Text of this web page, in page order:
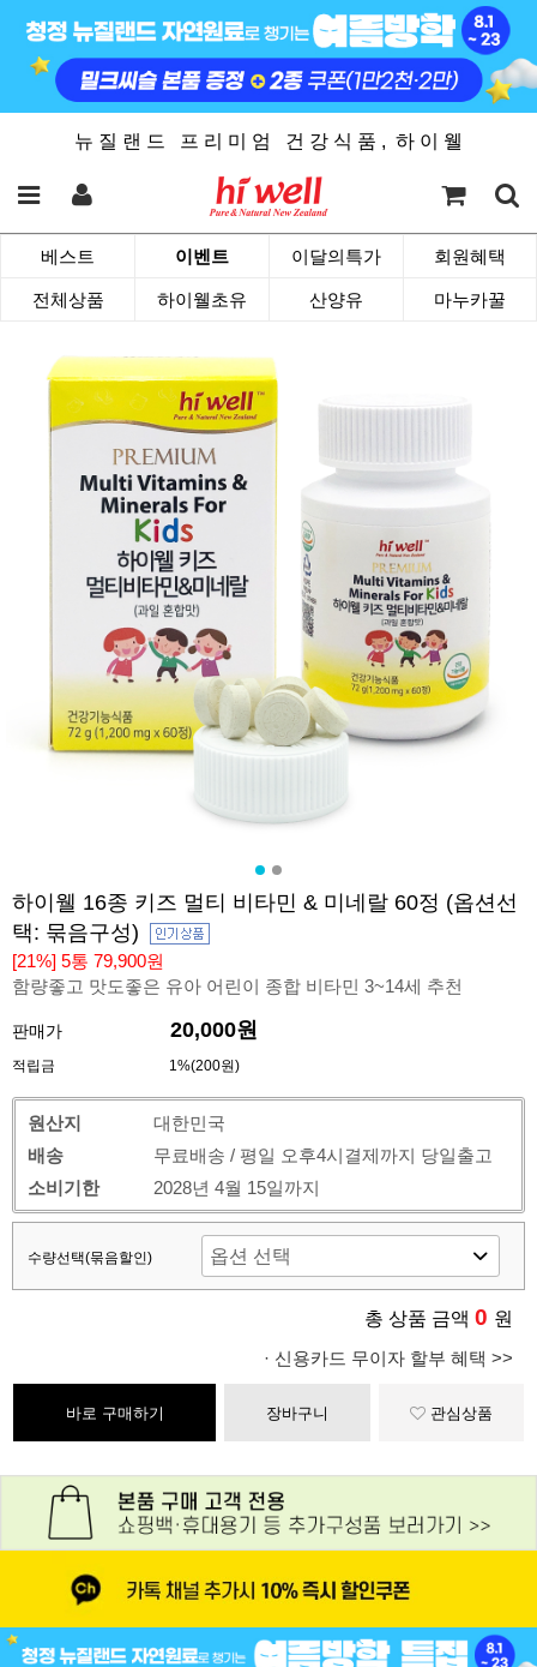
뉴 질 랜 드 프 리 미 엄 건 강 식 품 , 하 이 웰
베스트 이벤트 이달의특가 회원혜택
전체상품 하이웰초유 산양유 마누카꿀
하이웰 16종 키즈 멀티 비타민 & 미네랄 60정 (옵션선
택: 묶음구성)
[21%] 5통 79,900원
함량좋고 맛도좋은 유아 어린이 종합 비타민 3~14세 추천
판매가 20,000원
적립금 1%(200원)
원산지
대한민국
배송
무료배송 / 평일 오후4시결제까지 당일출고
소비기한
2028년 4월 15일까지
수량선택(묶음할인)
총 상품 금액 0 원
· 신용카드 무이자 할부 혜택 >>
바로 구매하기 장바구니 관심상품